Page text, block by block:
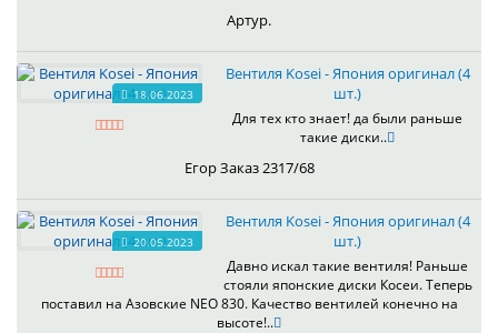
Артур.
18.06.2023
Вентиля Kosei - Япония оригинал (4
шт.)
Для тех кто знает! да были раньше
такие диски..
Егор Заказ 2317/68
20.05.2023
Вентиля Kosei - Япония оригинал (4
шт.)
Давно искал такие вентиля! Раньше
стояли японские диски Косеи. Теперь
поставил на Азовские NEO 830. Качество вентилей конечно на
высоте!..